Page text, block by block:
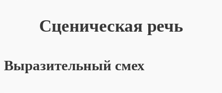
Сценическая речь
Выразительный смех